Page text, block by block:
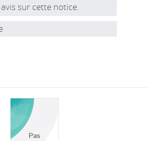
sur cette notice.